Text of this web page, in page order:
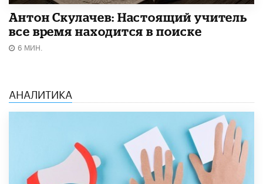
Антон Скулачев: Настоящий учитель
все время находится в поиске
6 МИН.
АНАЛИТИКА